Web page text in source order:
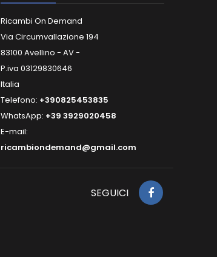
Ricambi On Demand
Via Circumvallazione 194
83100 Avellino - AV -
P.iva 03129830646
Italia
Telefono: +390825453835
WhatsApp: +39 3929020458
E-mail:
ricambiondemand@gmail.com
SEGUICI